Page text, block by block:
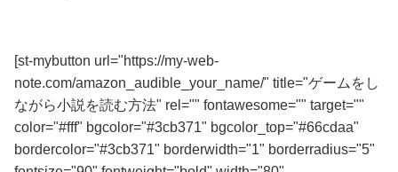
[st-mybutton url="https://my-web-
note.com/amazon_audible_your_name/" title="ゲームをし
ながら小説を読む方法" rel="" fontawesome="" target=""
color="#fff" bgcolor="#3cb371" bgcolor_top="#66cdaa"
bordercolor="#3cb371" borderwidth="1" borderradius="5"